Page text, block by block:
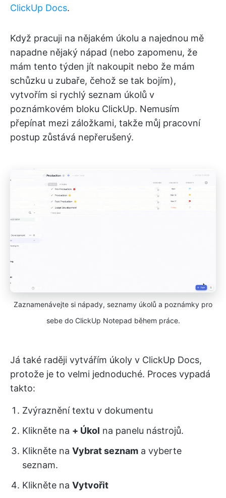
ClickUp Docs.
Když pracuji na nějakém úkolu a najednou mě
napadne nějaký nápad (nebo zapomenu, že
mám tento týden jít nakoupit nebo že mám
schůzku u zubaře, čehož se tak bojím),
vytvořím si rychlý seznam úkolů v
poznámkovém bloku ClickUp. Nemusím
přepínat mezi záložkami, takže můj pracovní
postup zůstává nepřerušený.
Zaznamenávejte si nápady, seznamy úkolů a poznámky pro
sebe do ClickUp Notepad během práce.
Já také raději vytvářím úkoly v ClickUp Docs,
protože je to velmi jednoduché. Proces vypadá
takto:
Zvýraznění textu v dokumentu
Klikněte na + Úkol na panelu nástrojů.
Klikněte na Vybrat seznam a vyberte
seznam.
Klikněte na Vytvořit